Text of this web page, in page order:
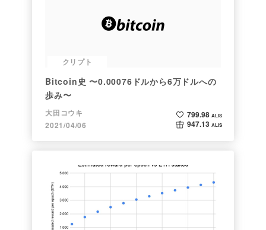
クリプト
Bitcoin史 〜0.00076ドルから6万ドルへの
歩み〜
大田コウキ
2021/04/06
799.98 ALIS
947.13 ALIS